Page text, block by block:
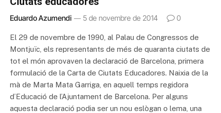
Eduardo Azumendi 5 de novembre de 2014 0
El 29 de novembre de 1990, al Palau de Congressos de
Montjuïc, els representants de més de quaranta ciutats de
tot el món aprovaven la declaració de Barcelona, primera
formulació de la Carta de Ciutats Educadores. Naixia de la
mà de Marta Mata Garriga, en aquell temps regidora
d’Educació de l’Ajuntament de Barcelona. Per alguns
aquesta declaració podia ser un nou eslògan o lema, una